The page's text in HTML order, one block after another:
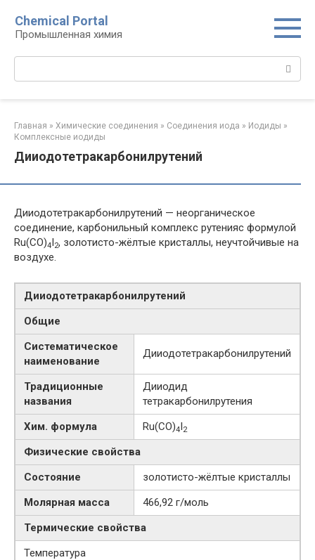
контенту
Chemical Portal
Промышленная химия
Главная » Химические соединения » Соединения иода‎ » Иодиды‎ »
Комплексные иодиды‎
Дииодотетракарбонилрутений
Дииодотетракарбонилрутений — неорганическое
соединение, карбонильный комплекс рутенияс формулой
Ru(CO)4I2, золотисто-жёлтые кристаллы, неучтойчивые на
воздухе.
Дииодотетракарбонилрутений
Общие
Систематическое
наименование
Дииодотетракарбонилрутений
Традиционные
названия
Дииодид
тетракарбонилрутения
Хим. формула
Ru(CO)4I2
Физические свойства
Состояние
золотисто-жёлтые кристаллы
Молярная масса
466,92 г/моль
Термические свойства
Температура